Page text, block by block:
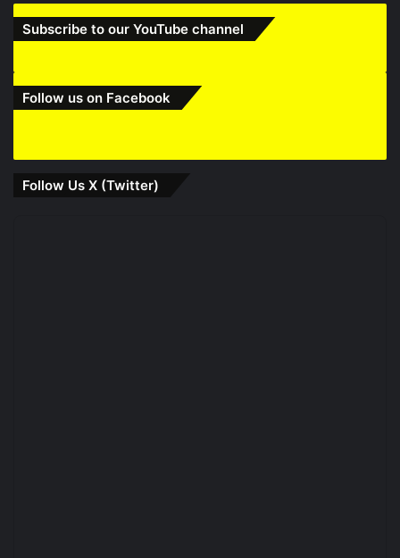
Subscribe to our YouTube channel
Follow us on Facebook
Follow Us X (Twitter)